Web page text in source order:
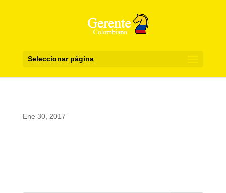
Seleccionar página
Ene 30, 2017